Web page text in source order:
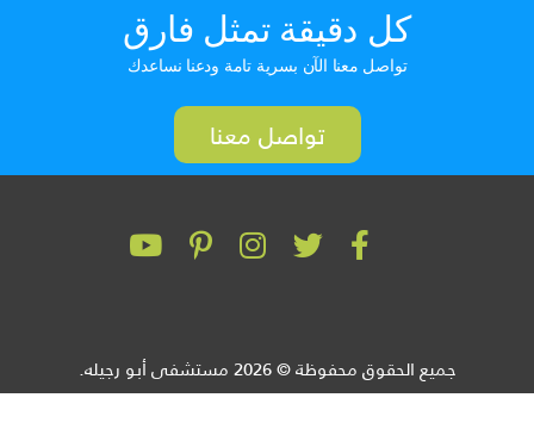
كل دقيقة تمثل فارق
تواصل معنا الآن بسرية تامة ودعنا نساعدك
تواصل معنا
جميع الحقوق محفوظة © 2026 مستشفى أبو رجيله.